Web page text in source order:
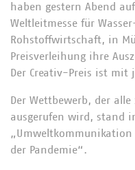
haben gestern Abend
Weltleitmesse für
Rohstoffwirtschaft, in
Preisverleihung ihre
Der Creativ-Preis ist
Der Wettbewerb, der
ausgerufen wird, stand
der Pandemie“.